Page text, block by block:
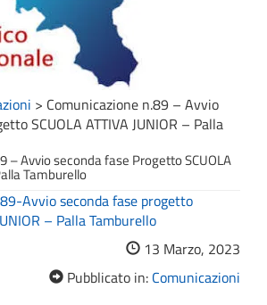
> Comunicazione n.89 – Avvio
SCUOLA ATTIVA JUNIOR – Palla
– Avvio seconda fase Progetto SCUOLA
Tamburello
Avvio seconda fase progetto
– Palla Tamburello
13 Marzo, 2023
Pubblicato in: Comunicazioni